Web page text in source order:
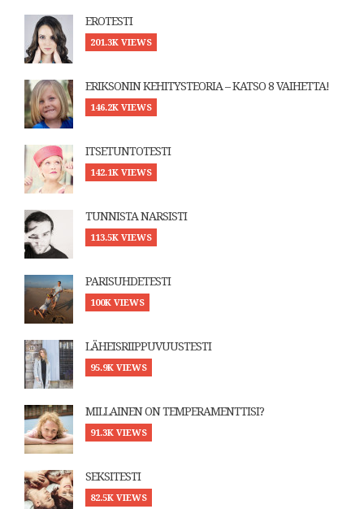
EROTESTI
201.3K VIEWS
ERIKSONIN KEHITYSTEORIA – KATSO 8 VAIHETTA!
146.2K VIEWS
ITSETUNTOTESTI
142.1K VIEWS
TUNNISTA NARSISTI
113.5K VIEWS
PARISUHDETESTI
100K VIEWS
LÄHEISRIIPPUVUUSTESTI
95.9K VIEWS
MILLAINEN ON TEMPERAMENTTISI?
91.3K VIEWS
SEKSITESTI
82.5K VIEWS